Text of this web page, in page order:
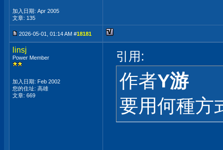
加入日期: Apr 2005
文章: 135
2026-05-01, 01:14 AM #18181
linsj
Power Member
加入日期: Feb 2002
您的住址: 高雄
文章: 669
引用:
作者Y游
要用何種方